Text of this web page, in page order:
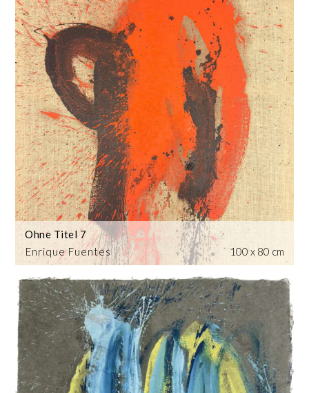
Enrique Fuentes
Ohne Titel 7
100 x 80 cm